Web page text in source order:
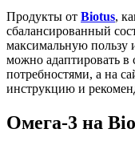
Продукты от Biotus,
сбалансированный
максимальную пользу
можно адаптировать в
потребностями, а на
инструкцию и
Омега-3 на